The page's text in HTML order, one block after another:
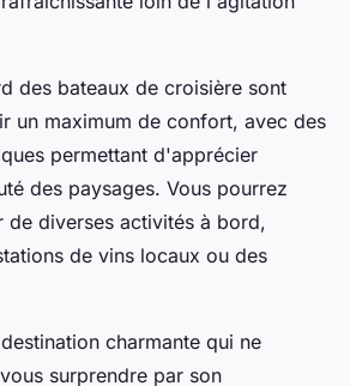
des bateaux de croisière sont
un maximum de confort, avec des
permettant d'apprécier
des paysages. Vous pourrez
de diverses activités à bord,
de vins locaux ou des
charmante qui ne
surprendre par son